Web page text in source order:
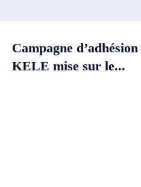
Campagne
KELE mise sur le...